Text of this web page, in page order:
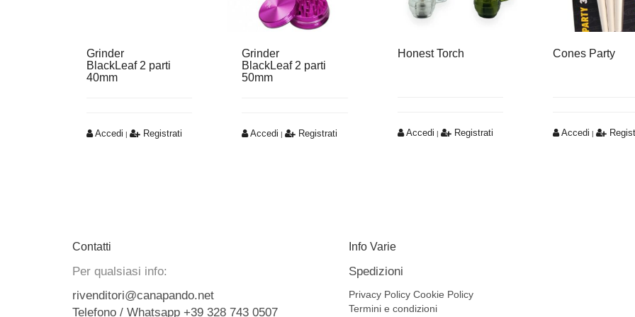
Grinder
BlackLeaf 2 parti
40mm
Accedi Registrati
Grinder
BlackLeaf 2 parti
50mm
Accedi | Registrati
Honest Torch
Accedi Registrati
Cones Party
Accedi |
Contatti
Per qualsiasi info:
rivenditori@canapando.net
Telefono / Whatsapp +39 328 743 0507
Info Varie
Spedizioni
Privacy Policy Cookie Policy
Termini e condizioni